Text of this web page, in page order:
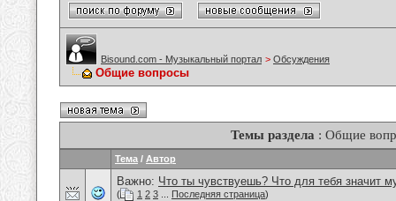
Bisound.com - Музыкальный портал > Обсуждения
Общие вопросы
Темы раздела : Общие
Тема / Автор
Важно: Что ты чувствуешь? Что для тебя значит
( 1 2 3 Последняя страница)